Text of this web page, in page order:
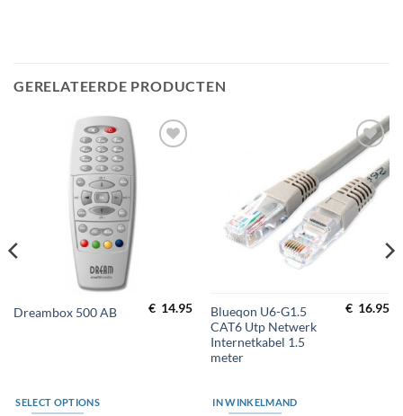
GERELATEERDE PRODUCTEN
Toevoegen
Dreambox 500 AB € 14.95
SELECT OPTIONS
Toevoegen
wenslijst
Blueqon U6-G1.5
CAT6 Utp Netwerk
Internetkabel 1.5
meter
€ 16.95
IN WINKELMAND